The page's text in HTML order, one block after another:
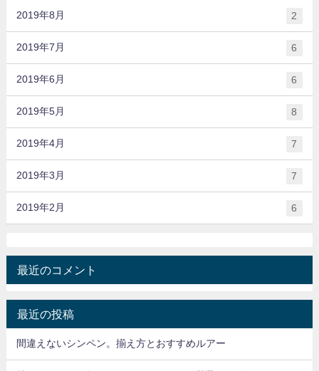
2019年8月 2
2019年7月 6
2019年6月 6
2019年5月 8
2019年4月 7
2019年3月 7
2019年2月 6
最近のコメント
最近の投稿
間違えないシンペン。揃え方とおすすめルアー